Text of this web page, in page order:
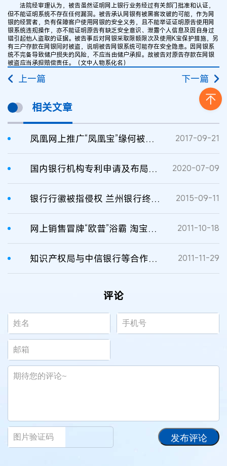
法院经审理认为，被告虽然证明网上银行业务经过有关部门批准和认证，
但不能证明系统不存在任何漏洞。被告承认网银有被黑客攻破的可能，作为网
银的经营者，负有保障客户使用网银的安全义务，且不能举证证明原告使用网
银系统违规操作，亦不能证明原告有缺乏安全意识、泄露个人信息及因自身过
错引起他人盗取的证据。被告事后对网银采取限额限次及使用K宝保护措施，另
有三户存款在网银同时被盗，说明被告网银系统可能存在安全隐患。因网银系
统不完备导致储户损失的风险，不应当由储户承担。故被告对原告存款在网银
被盗应当承担赔偿责任。（文中人物系化名）
上一篇 下一篇
相关文章
凤凰网上推广“凤凰宝”缘何被判侵权？ 2017-09-21
国内银行机构专利申请及布局分析 2020-07-09
银行行徽被指侵权 兰州银行终审胜诉 2015-09-11
网上销售冒牌“欧普”浴霸 淘宝店主被判刑 2011-10-18
知识产权局与中信银行等合作专利费用实现网上支付 2011-11-29
评论
发布评论